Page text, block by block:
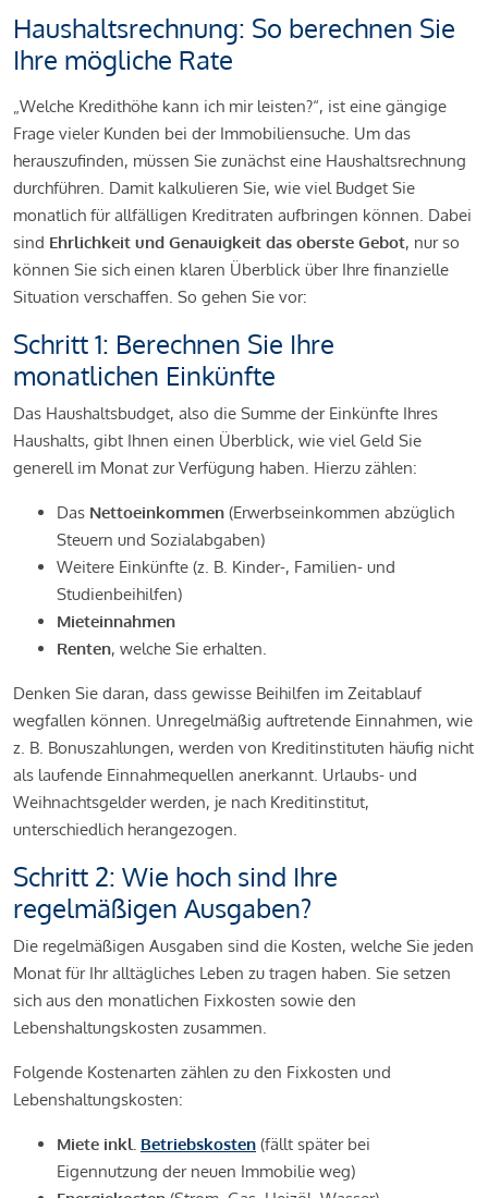
Haushaltsrechnung: So berechnen Sie
Ihre mögliche Rate
„Welche Kredithöhe kann ich mir leisten?“, ist eine gängige
Frage vieler Kunden bei der Immobiliensuche. Um das
herauszufinden, müssen Sie zunächst eine Haushaltsrechnung
durchführen. Damit kalkulieren Sie, wie viel Budget Sie
monatlich für allfälligen Kreditraten aufbringen können. Dabei
sind Ehrlichkeit und Genauigkeit das oberste Gebot, nur so
können Sie sich einen klaren Überblick über Ihre finanzielle
Situation verschaffen. So gehen Sie vor:
Schritt 1: Berechnen Sie Ihre
monatlichen Einkünfte
Das Haushaltsbudget, also die Summe der Einkünfte Ihres
Haushalts, gibt Ihnen einen Überblick, wie viel Geld Sie
generell im Monat zur Verfügung haben. Hierzu zählen:
Das Nettoeinkommen (Erwerbseinkommen abzüglich
Steuern und Sozialabgaben)
Weitere Einkünfte (z. B. Kinder-, Familien- und
Studienbeihilfen)
Mieteinnahmen
Renten, welche Sie erhalten.
Denken Sie daran, dass gewisse Beihilfen im Zeitablauf
wegfallen können. Unregelmäßig auftretende Einnahmen, wie
z. B. Bonuszahlungen, werden von Kreditinstituten häufig nicht
als laufende Einnahmequellen anerkannt. Urlaubs- und
Weihnachtsgelder werden, je nach Kreditinstitut,
unterschiedlich herangezogen.
Schritt 2: Wie hoch sind Ihre
regelmäßigen Ausgaben?
Die regelmäßigen Ausgaben sind die Kosten, welche Sie jeden
Monat für Ihr alltägliches Leben zu tragen haben. Sie setzen
sich aus den monatlichen Fixkosten sowie den
Lebenshaltungskosten zusammen.
Folgende Kostenarten zählen zu den Fixkosten und
Lebenshaltungskosten:
Miete inkl. Betriebskosten (fällt später bei
Eigennutzung der neuen Immobilie weg)